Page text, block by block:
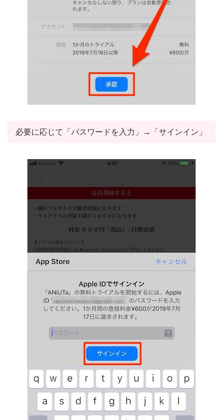
必要に応じて「パスワードを入力」→「サインイン」